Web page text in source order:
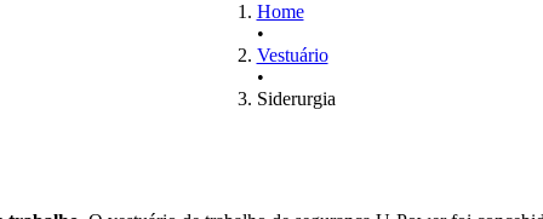
Home
•
Vestuário
•
Siderurgia